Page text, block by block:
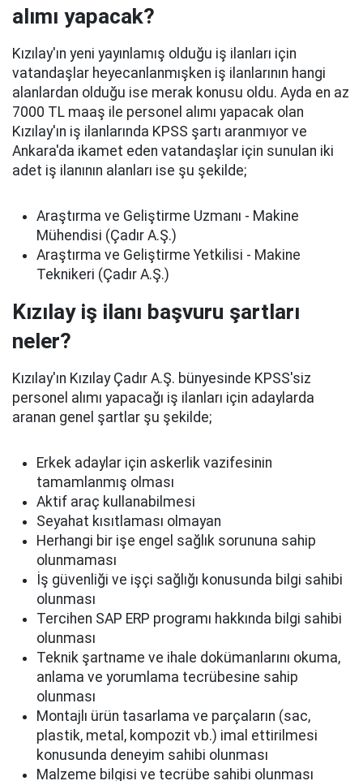
alımı yapacak?
Kızılay'ın yeni yayınlamış olduğu iş ilanları için
vatandaşlar heyecanlanmışken iş ilanlarının hangi
alanlardan olduğu ise merak konusu oldu. Ayda en az
7000 TL maaş ile personel alımı yapacak olan
Kızılay'ın iş ilanlarında KPSS şartı aranmıyor ve
Ankara'da ikamet eden vatandaşlar için sunulan iki
adet iş ilanının alanları ise şu şekilde;
Araştırma ve Geliştirme Uzmanı - Makine
Mühendisi (Çadır A.Ş.)
Araştırma ve Geliştirme Yetkilisi - Makine
Teknikeri (Çadır A.Ş.)
Kızılay iş ilanı başvuru şartları
neler?
Kızılay'ın Kızılay Çadır A.Ş. bünyesinde KPSS'siz
personel alımı yapacağı iş ilanları için adaylarda
aranan genel şartlar şu şekilde;
Erkek adaylar için askerlik vazifesinin
tamamlanmış olması
Aktif araç kullanabilmesi
Seyahat kısıtlaması olmayan
Herhangi bir işe engel sağlık sorununa sahip
olunmaması
İş güvenliği ve işçi sağlığı konusunda bilgi sahibi
olunması
Tercihen SAP ERP programı hakkında bilgi sahibi
olunması
Teknik şartname ve ihale dokümanlarını okuma,
anlama ve yorumlama tecrübesine sahip
olunması
Montajlı ürün tasarlama ve parçaların (sac,
plastik, metal, kompozit vb.) imal ettirilmesi
konusunda deneyim sahibi olunması
Malzeme bilgisi ve tecrübe sahibi olunması